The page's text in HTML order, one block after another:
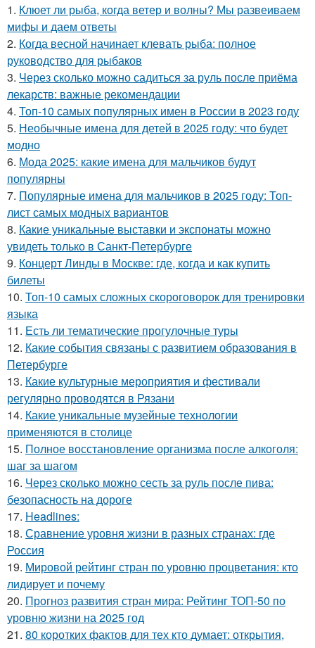
1. Клюет ли рыба, когда ветер и волны? Мы развеиваем
мифы и даем ответы
2. Когда весной начинает клевать рыба: полное
руководство для рыбаков
3. Через сколько можно садиться за руль после приёма
лекарств: важные рекомендации
4. Топ-10 самых популярных имен в России в 2023 году
5. Необычные имена для детей в 2025 году: что будет
модно
6. Мода 2025: какие имена для мальчиков будут
популярны
7. Популярные имена для мальчиков в 2025 году: Топ-
лист самых модных вариантов
8. Какие уникальные выставки и экспонаты можно
увидеть только в Санкт-Петербурге
9. Концерт Линды в Москве: где, когда и как купить
билеты
10. Топ-10 самых сложных скороговорок для тренировки
языка
11. Есть ли тематические прогулочные туры
12. Какие события связаны с развитием образования в
Петербурге
13. Какие культурные мероприятия и фестивали
регулярно проводятся в Рязани
14. Какие уникальные музейные технологии
применяются в столице
15. Полное восстановление организма после алкоголя:
шаг за шагом
16. Через сколько можно сесть за руль после пива:
безопасность на дороге
17. Headlines:
18. Сравнение уровня жизни в разных странах: где
Россия
19. Мировой рейтинг стран по уровню процветания: кто
лидирует и почему
20. Прогноз развития стран мира: Рейтинг ТОП-50 по
уровню жизни на 2025 год
21. 80 коротких фактов для тех кто думает: открытия,